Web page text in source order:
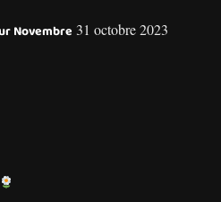
Novembre 31 octobre 2023